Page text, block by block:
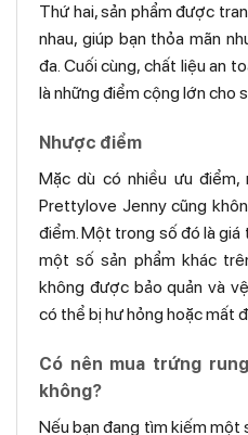
Thứ hai, sản phẩm được
nhau, giúp bạn thỏa mãn
đa. Cuối cùng, chất liệu an
là những điểm cộng lớn cho
Nhược điểm
Mặc dù có nhiều ưu
Prettylove Jenny cũng
điểm. Một trong số đó là
một số sản phẩm khác
không được bảo quản và
có thể bị hư hỏng hoặc mất
Có nên mua trứng
không?
Nếu bạn đang tìm kiếm một